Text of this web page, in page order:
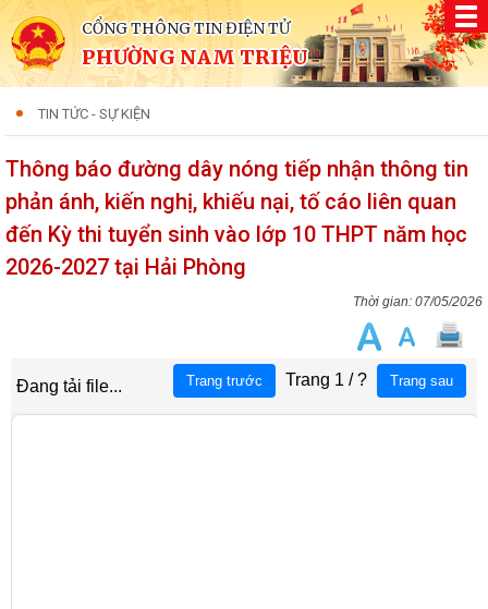
CỔNG THÔNG TIN ĐIỆN TỬ
PHƯỜNG NAM TRIỆU
TIN TỨC - SỰ KIỆN
Thông báo đường dây nóng tiếp nhận thông tin
phản ánh, kiến nghị, khiếu nại, tố cáo liên quan
đến Kỳ thi tuyển sinh vào lớp 10 THPT năm học
2026-2027 tại Hải Phòng
07/05/2026